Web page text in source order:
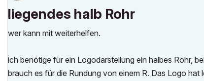
liegendes halb Rohr
wer kann mit weiterhelfen.
ich benötige für ein Logodarstellung ein halbes Rohr,
brauch es für die Rundung von einem R. Das Logo hat